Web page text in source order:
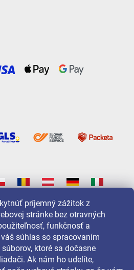
príjemný zážitok z
stránke bez otravných
funkčnosť a
súhlas so spracovaním
ktoré sa dočasne
Ak nám ho udelíte,
sledujte na: